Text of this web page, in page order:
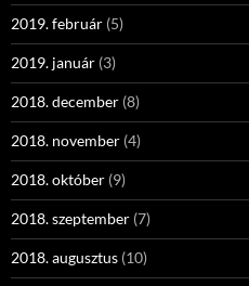
2019. február (5)
2019. január (3)
2018. december (8)
2018. november (4)
2018. október (9)
2018. szeptember (7)
2018. augusztus (10)